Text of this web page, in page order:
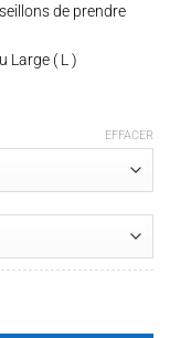
de prendre
Large ( L )
EFFACER